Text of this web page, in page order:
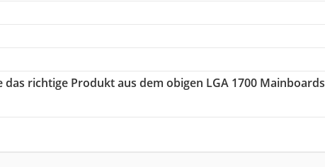
das richtige Produkt aus dem obigen LGA 1700 Mainboards